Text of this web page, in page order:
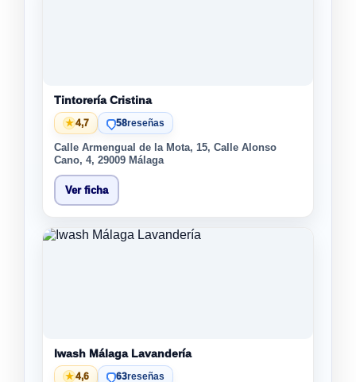
Tintorería Cristina
★4,7 58reseñas
Calle Armengual de la Mota, 15, Calle Alonso
Cano, 4, 29009 Málaga
Ver ficha
Iwash Málaga Lavandería
★4,6 63reseñas